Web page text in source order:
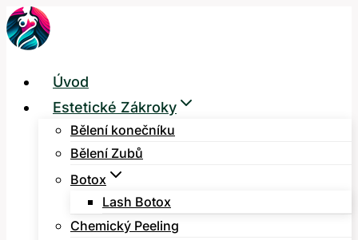
Přeskočit
na
Úvod
Estetické Zákroky
Bělení konečníku
Bělení Zubů
Botox
Lash Botox
Chemický Peeling